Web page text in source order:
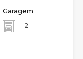
Garagem
2